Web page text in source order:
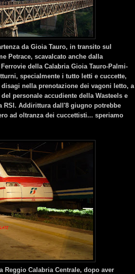
da Gioia Tauro, in transito sul
Petrace, scavalcato anche dalla
della Calabria Gioia Tauro-Palmi-
specialmente i tutto letti e cuccette,
nella prenotazione dei vagoni letto, a
personale accudiente della Wasteels e
RSI. Addirittura dall'8 giugno potrebbe
ad oltranza dei cuccettisti... speriamo
Reggio Calabria Centrale, dopo aver